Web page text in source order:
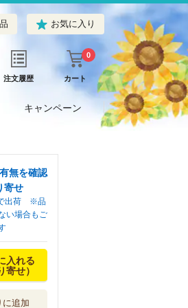
お気に入り
注文履歴 カート
0
キャンペーン
無を確認
寄せ
出荷 ※品
い場合もご
入れる
寄せ）
追加